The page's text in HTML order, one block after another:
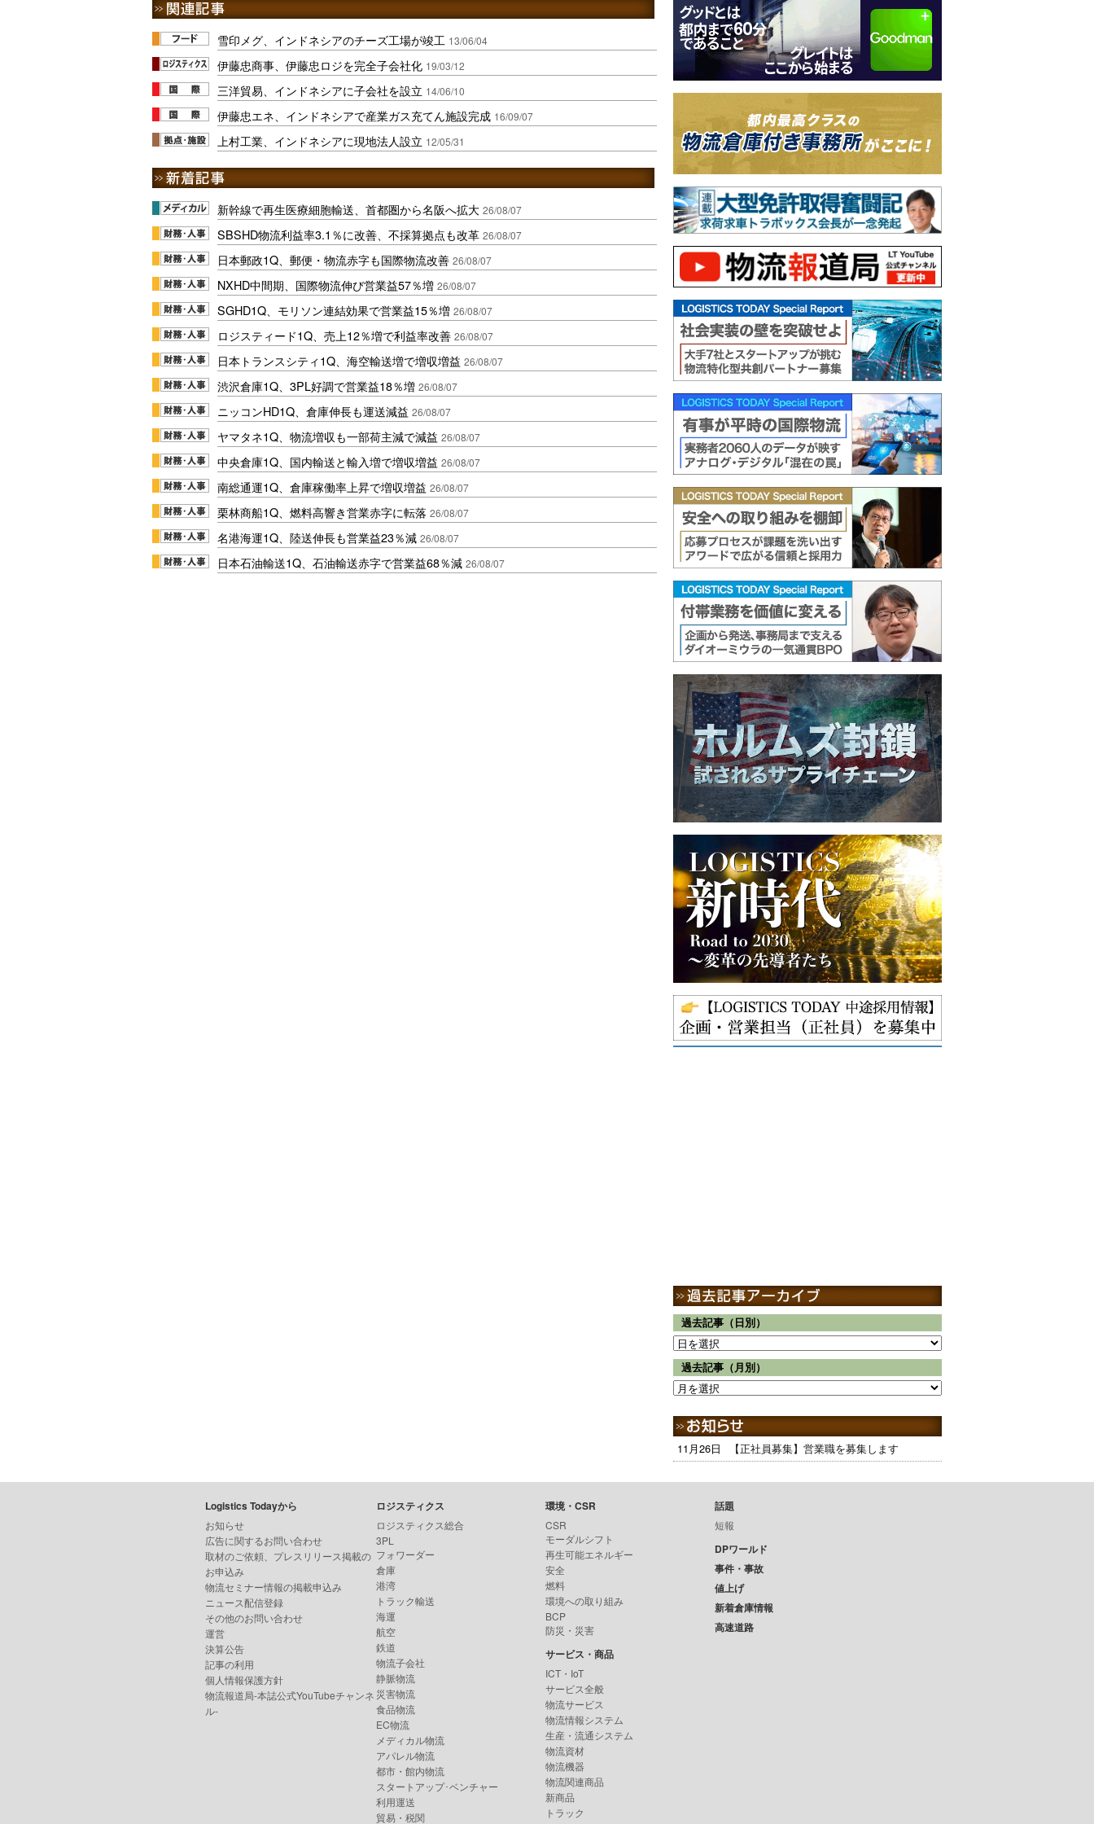
雪印メグ、インドネシアのチーズ工場が竣工 13/06/04
伊藤忠商事、伊藤忠ロジを完全子会社化 19/03/12
三洋貿易、インドネシアに子会社を設立 14/06/10
伊藤忠エネ、インドネシアで産業ガス充てん施設完成 16/09/07
上村工業、インドネシアに現地法人設立 12/05/31
新幹線で再生医療細胞輸送、首都圏から名阪へ拡大 26/08/07
SBSHD物流利益率3.1％に改善、不採算拠点も改革 26/08/07
日本郵政1Q、郵便・物流赤字も国際物流改善 26/08/07
NXHD中間期、国際物流伸び営業益57％増 26/08/07
SGHD1Q、モリソン連結効果で営業益15％増 26/08/07
ロジスティード1Q、売上12％増で利益率改善 26/08/07
日本トランスシティ1Q、海空輸送増で増収増益 26/08/07
渋沢倉庫1Q、3PL好調で営業益18％増 26/08/07
ニッコンHD1Q、倉庫伸長も運送減益 26/08/07
ヤマタネ1Q、物流増収も一部荷主減で減益 26/08/07
中央倉庫1Q、国内輸送と輸入増で増収増益 26/08/07
南総通運1Q、倉庫稼働率上昇で増収増益 26/08/07
栗林商船1Q、燃料高響き営業赤字に転落 26/08/07
名港海運1Q、陸送伸長も営業益23％減 26/08/07
日本石油輸送1Q、石油輸送赤字で営業益68％減 26/08/07
過去記事（日別）
過去記事（月別）
11月26日 【正社員募集】営業職を募集します
Logistics Todayから
お知らせ
広告に関するお問い合わせ
取材のご依頼、プレスリリース掲載の
お申込み
物流セミナー情報の掲載申込み
ニュース配信登録
その他のお問い合わせ
運営
決算公告
記事の利用
個人情報保護方針
物流報道局-本誌公式YouTubeチャンネ
ル-
ロジスティクス
ロジスティクス総合
3PL
フォワーダー
倉庫
港湾
トラック輸送
海運
航空
鉄道
物流子会社
静脈物流
災害物流
食品物流
EC物流
メディカル物流
アパレル物流
都市・館内物流
スタートアップ･ベンチャー
利用運送
貿易・税関
環境・CSR
CSR
モーダルシフト
再生可能エネルギー
安全
燃料
環境への取り組み
BCP
防災・災害
サービス・商品
ICT・IoT
サービス全般
物流サービス
物流情報システム
生産・流通システム
物流資材
物流機器
物流関連商品
新商品
トラック
話題
短報
DPワールド
事件・事故
値上げ
新着倉庫情報
高速道路